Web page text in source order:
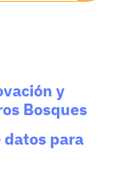
y
Bosques
datos para